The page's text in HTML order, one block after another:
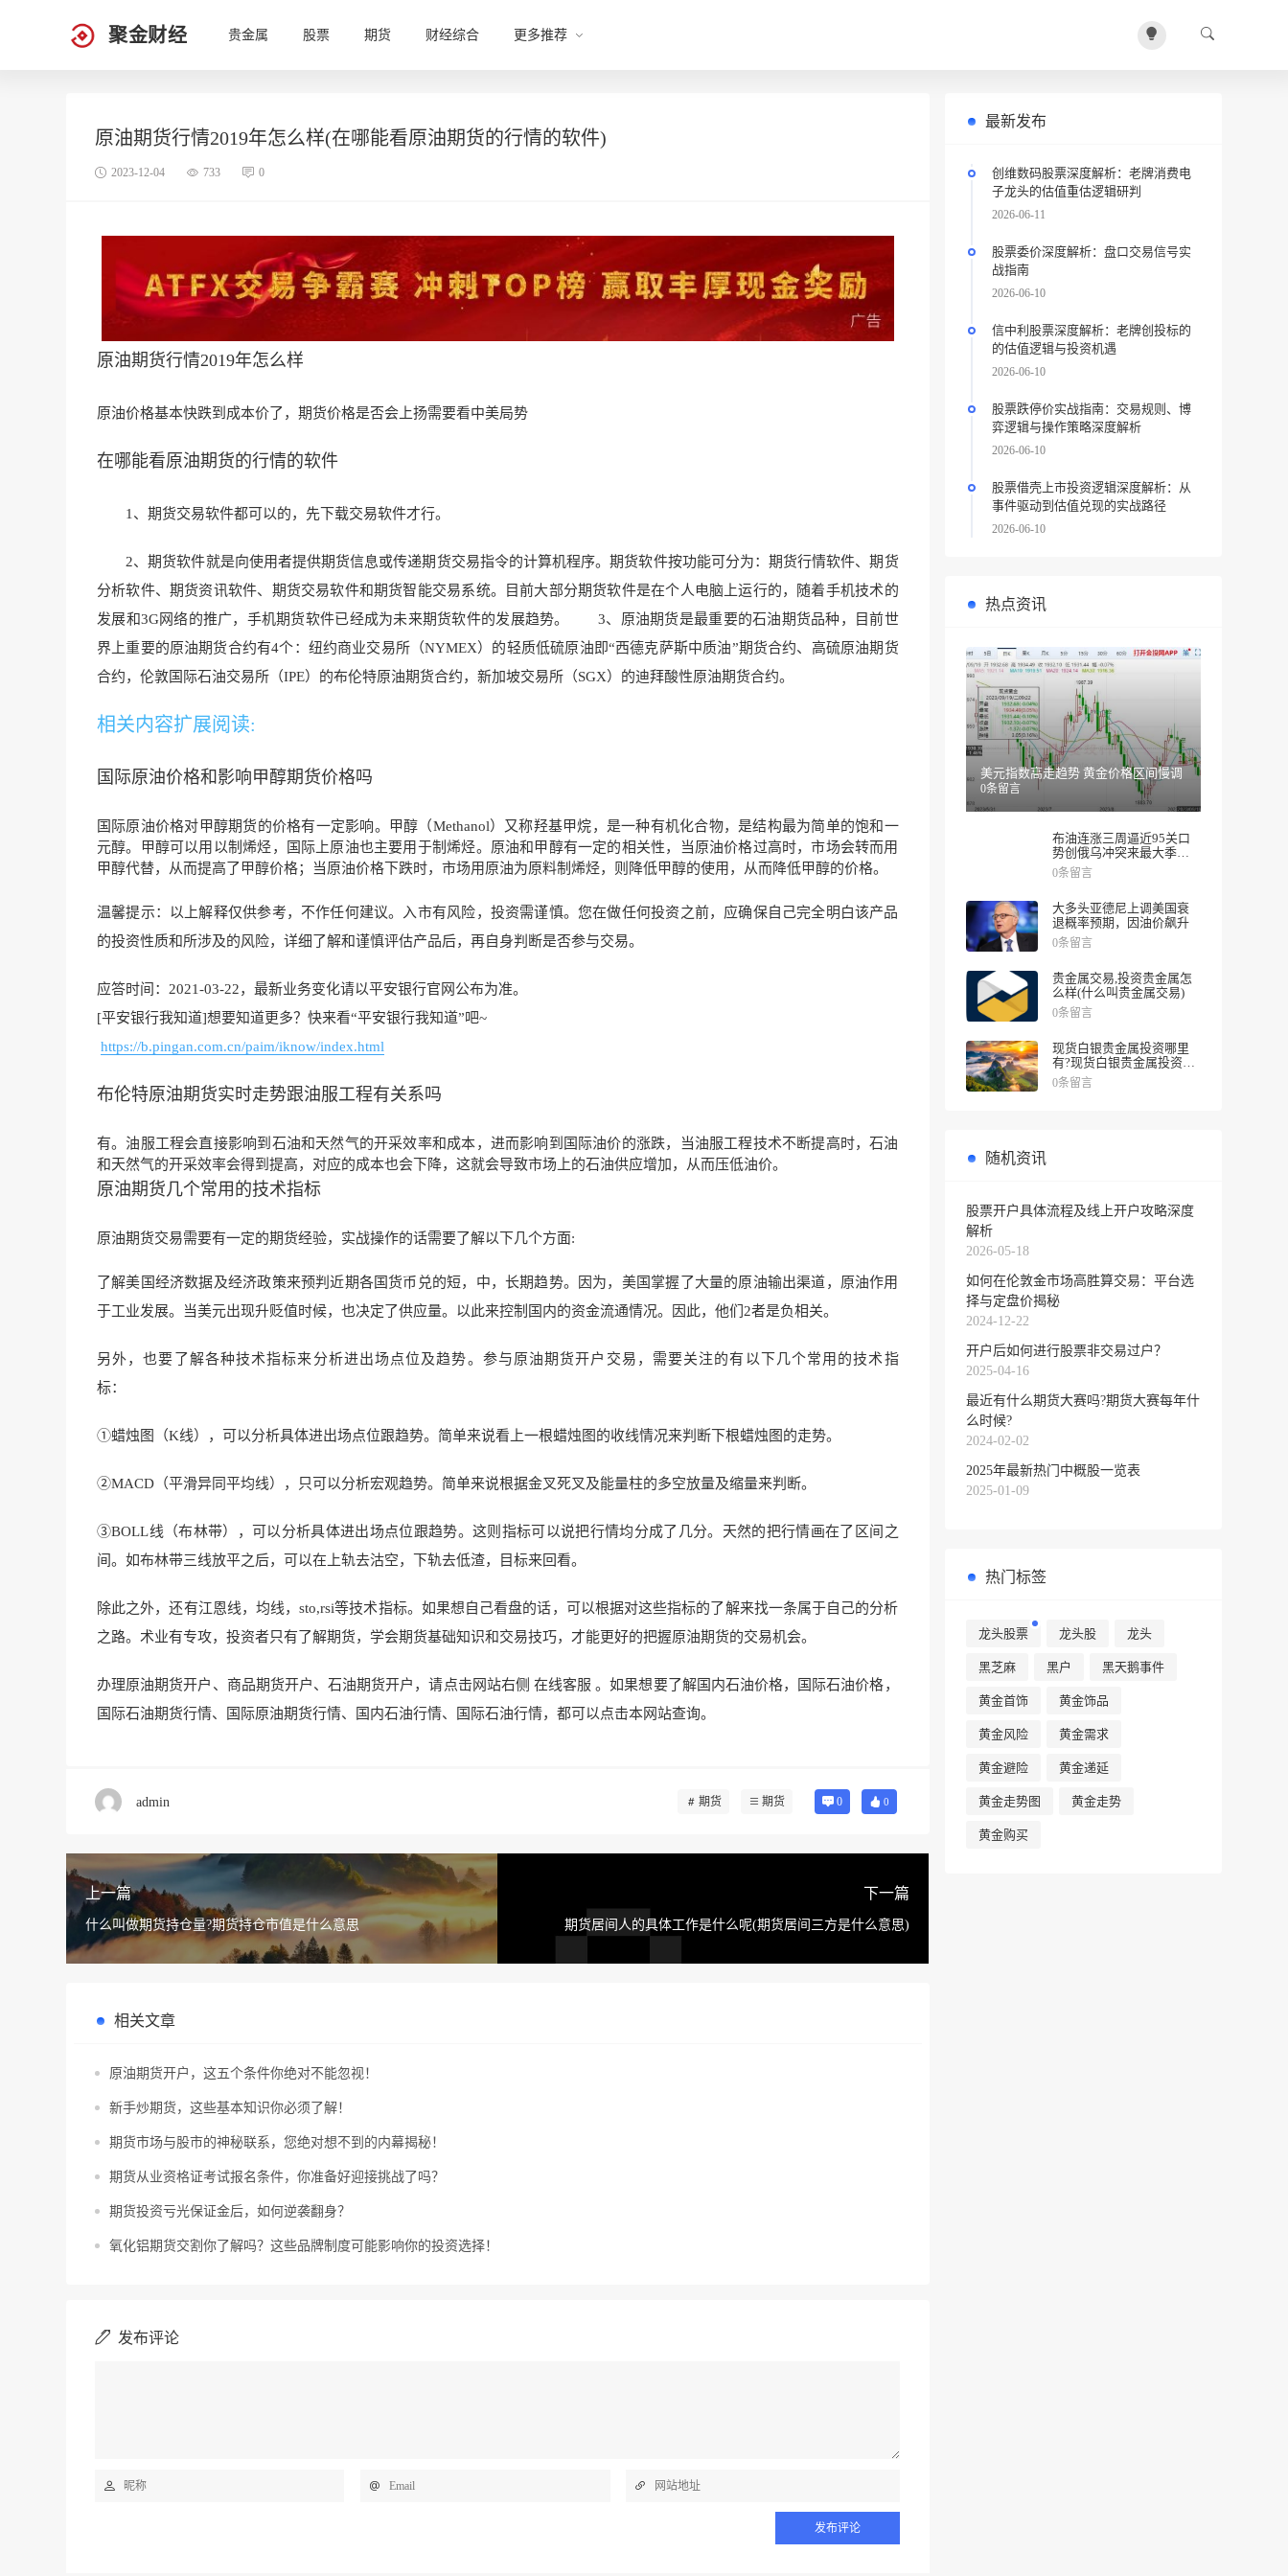
聚金财经 贵金属 股票 期货 财经综合 更多推荐
原油期货行情2019年怎么样(在哪能看原油期货的行情的软件)
2023-12-04 733 0
原油期货行情2019年怎么样
原油价格基本快跌到成本价了，期货价格是否会上扬需要看中美局势
在哪能看原油期货的行情的软件
1、期货交易软件都可以的，先下载交易软件才行。
2、期货软件就是向使用者提供期货信息或传递期货交易指令的计算机程序。期货软件按功能可分为：期货行情软件、期货
分析软件、期货资讯软件、期货交易软件和期货智能交易系统。目前大部分期货软件是在个人电脑上运行的，随着手机技术的
发展和3G网络的推广，手机期货软件已经成为未来期货软件的发展趋势。 3、原油期货是最重要的石油期货品种，目前世
界 上重要的原油期货合约有4个：纽约商业交易所（NYMEX）的轻质低硫原油即“西德克萨斯中质油”期货合约、高硫原油期货
合约，伦敦国际石油交易所（IPE）的布伦特原油期货合约，新加坡交易所（SGX）的迪拜酸性原油期货合约。
相关内容扩展阅读:
国际原油价格和影响甲醇期货价格吗
国际原油价格对甲醇期货的价格有一定影响。甲醇（Methanol）又称羟基甲烷，是一种有机化合物，是结构最为简单的饱和一
元醇。甲醇可以用以制烯烃，国际上原油也主要用于制烯烃。原油和甲醇有一定的相关性，当原油价格过高时，市场会转而用
甲醇代替，从而提高了甲醇价格；当原油价格下跌时，市场用原油为原料制烯烃，则降低甲醇的使用，从而降低甲醇的价格。
温馨提示：以上解释仅供参考，不作任何建议。入市有风险，投资需谨慎。您在做任何投资之前，应确保自己完全明白该产品
的投资性质和所涉及的风险，详细了解和谨慎评估产品后，再自身判断是否参与交易。
应答时间：2021-03-22，最新业务变化请以平安银行官网公布为准。
[平安银行我知道]想要知道更多？快来看“平安银行我知道”吧~
https://b.pingan.com.cn/paim/iknow/index.html
布伦特原油期货实时走势跟油服工程有关系吗
有。油服工程会直接影响到石油和天然气的开采效率和成本，进而影响到国际油价的涨跌，当油服工程技术不断提高时，石油
和天然气的开采效率会得到提高，对应的成本也会下降，这就会导致市场上的石油供应增加，从而压低油价。
原油期货几个常用的技术指标
原油期货交易需要有一定的期货经验，实战操作的话需要了解以下几个方面:
了解美国经济数据及经济政策来预判近期各国货币兑的短，中，长期趋势。因为，美国掌握了大量的原油输出渠道，原油作用
于工业发展。当美元出现升贬值时候，也决定了供应量。以此来控制国内的资金流通情况。因此，他们2者是负相关。
另外，也要了解各种技术指标来分析进出场点位及趋势。参与原油期货开户交易，需要关注的有以下几个常用的技术指
标：
①蜡烛图（K线），可以分析具体进出场点位跟趋势。简单来说看上一根蜡烛图的收线情况来判断下根蜡烛图的走势。
②MACD（平滑异同平均线），只可以分析宏观趋势。简单来说根据金叉死叉及能量柱的多空放量及缩量来判断。
③BOLL线（布林带），可以分析具体进出场点位跟趋势。这则指标可以说把行情均分成了几分。天然的把行情画在了区间之
间。如布林带三线放平之后，可以在上轨去沽空，下轨去低渣，目标来回看。
除此之外，还有江恩线，均线，sto,rsi等技术指标。如果想自己看盘的话，可以根据对这些指标的了解来找一条属于自己的分析
之路。术业有专攻，投资者只有了解期货，学会期货基础知识和交易技巧，才能更好的把握原油期货的交易机会。
办理原油期货开户、商品期货开户、石油期货开户，请点击网站右侧 在线客服 。如果想要了解国内石油价格，国际石油价格，
国际石油期货行情、国际原油期货行情、国内石油行情、国际石油行情，都可以点击本网站查询。
admin 期货 期货 0 0
上一篇
什么叫做期货持仓量?期货持仓市值是什么意思
下一篇
期货居间人的具体工作是什么呢(期货居间三方是什么意思)
相关文章
原油期货开户，这五个条件你绝对不能忽视！
新手炒期货，这些基本知识你必须了解！
期货市场与股市的神秘联系，您绝对想不到的内幕揭秘！
期货从业资格证考试报名条件，你准备好迎接挑战了吗？
期货投资亏光保证金后，如何逆袭翻身？
氧化铝期货交割你了解吗？这些品牌制度可能影响你的投资选择！
发布评论
最新发布
创维数码股票深度解析：老牌消费电
子龙头的估值重估逻辑研判
2026-06-11
股票委价深度解析：盘口交易信号实
战指南
2026-06-10
信中利股票深度解析：老牌创投标的
的估值逻辑与投资机遇
2026-06-10
股票跌停价实战指南：交易规则、博
弈逻辑与操作策略深度解析
2026-06-10
股票借壳上市投资逻辑深度解析：从
事件驱动到估值兑现的实战路径
2026-06-10
热点资讯
美元指数高走趋势 黄金价格区间慢调
0条留言
布油连涨三周逼近95关口
势创俄乌冲突来最大季度
涨幅
0条留言
大多头亚德尼上调美国衰
退概率预期，因油价飙升
0条留言
贵金属交易,投资贵金属怎
么样(什么叫贵金属交易)
0条留言
现货白银贵金属投资哪里
有?现货白银贵金属投资被
诱导投资亏损
0条留言
随机资讯
股票开户具体流程及线上开户攻略深度
解析
2026-05-18
如何在伦敦金市场高胜算交易：平台选
择与定盘价揭秘
2024-12-22
开户后如何进行股票非交易过户？
2025-04-16
最近有什么期货大赛吗?期货大赛每年什
么时候?
2024-02-02
2025年最新热门中概股一览表
2025-01-09
热门标签
龙头股票 龙头股 龙头
黑芝麻 黑户 黑天鹅事件
黄金首饰 黄金饰品
黄金风险 黄金需求
黄金避险 黄金递延
黄金走势图 黄金走势
黄金购买